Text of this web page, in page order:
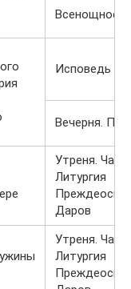
Всенощное
Исповедь
Вечерня.
Утреня. Часы
Литургия
Даров
Утреня. Часы
Литургия